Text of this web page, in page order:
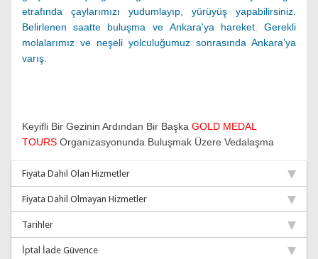
etrafında çaylarımızı yudumlayıp, yürüyüş yapabilirsiniz.
Belirlenen saatte buluşma ve Ankara'ya hareket. Gerekli
molalarımız ve neşeli yolculuğumuz sonrasında Ankara’ya
varış.
Keyifli Bir Gezinin Ardından Bir Başka GOLD MEDAL
TOURS Organizasyonunda Buluşmak Üzere Vedalaşma
Fiyata Dahil Olan Hizmetler
Fiyata Dahil Olmayan Hizmetler
Tarihler
İptal İade Güvence